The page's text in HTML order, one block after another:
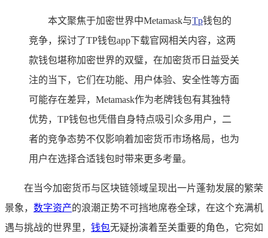
本文聚焦于加密世界中Metamask与Tp钱包的
竞争，探讨了TP钱包app下载官网相关内容，这两
款钱包堪称加密世界的双璧，在加密货币日益受关
注的当下，它们在功能、用户体验、安全性等方面
可能存在差异，Metamask作为老牌钱包有其独特
优势，TP钱包也凭借自身特点吸引众多用户，二
者的竞争态势不仅影响着加密货币市场格局，也为
用户在选择合适钱包时带来更多考量。
在当今加密货币与区块链领域呈现出一片蓬勃发展的繁荣
景象， 数字资产的浪潮正势不可挡地席卷全球，在这个充满机
遇与挑战的世界里， 钱包无疑扮演着至关重要的角色，它宛如